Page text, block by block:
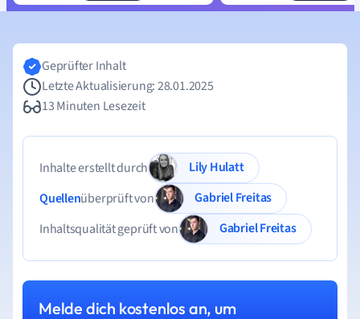
Geprüfter Inhalt
Letzte Aktualisierung: 28.01.2025
13 Minuten Lesezeit
Inhalte erstellt durch
Lily Hulatt
Quellenüberprüft von
Gabriel Freitas
Inhaltsqualität geprüft von
Gabriel Freitas
Melde dich kostenlos an, um